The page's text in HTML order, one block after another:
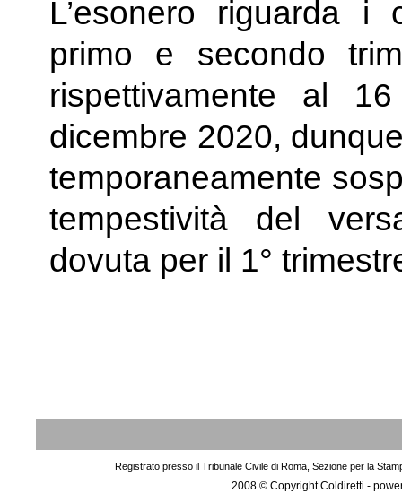
L’esonero riguarda
primo e secondo
rispettivamente al
dicembre 2020,
temporaneamente
tempestività del
dovuta per il 1°
Registrato presso il Tribunale Civile di Roma, Sezione per la
2008 © Copyright Coldiretti -